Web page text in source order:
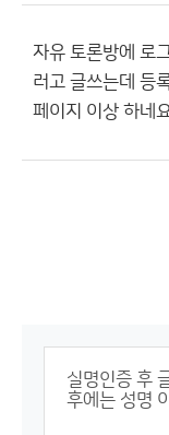
자유 토론방에 로
러고 글쓰는데 등
페이지 이상 하네